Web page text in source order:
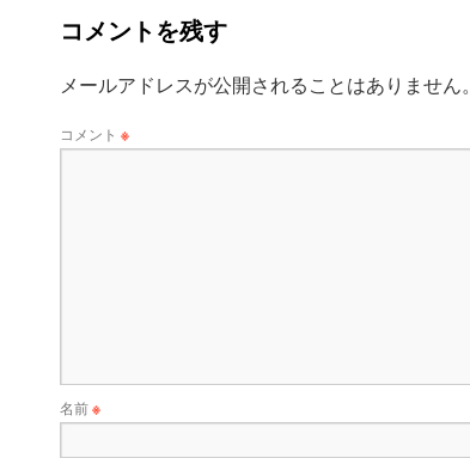
コメントを残す
メールアドレスが公開されることはありません。
コメント ※
名前※